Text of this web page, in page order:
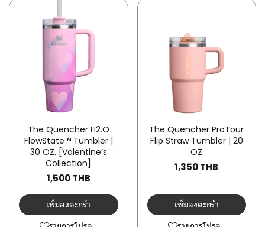
The Quencher H2.O
FlowState™ Tumbler |
30 OZ. [Valentine’s
Collection]
1,500 THB
เพิ่มลงตะกร้า
The Quencher ProTour
Flip Straw Tumbler | 20
OZ
1,350 THB
เพิ่มลงตะกร้า